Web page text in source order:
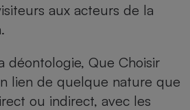
aux acteurs de la
déontologie, Que Choisir
lien de quelque nature que
ou indirect, avec les